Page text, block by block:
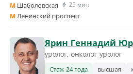
M Шаболовская 25 мин
MЛенинский проспект
Ярин Геннадий
уролог, онколог-уролог
Стаж 24 года высшая